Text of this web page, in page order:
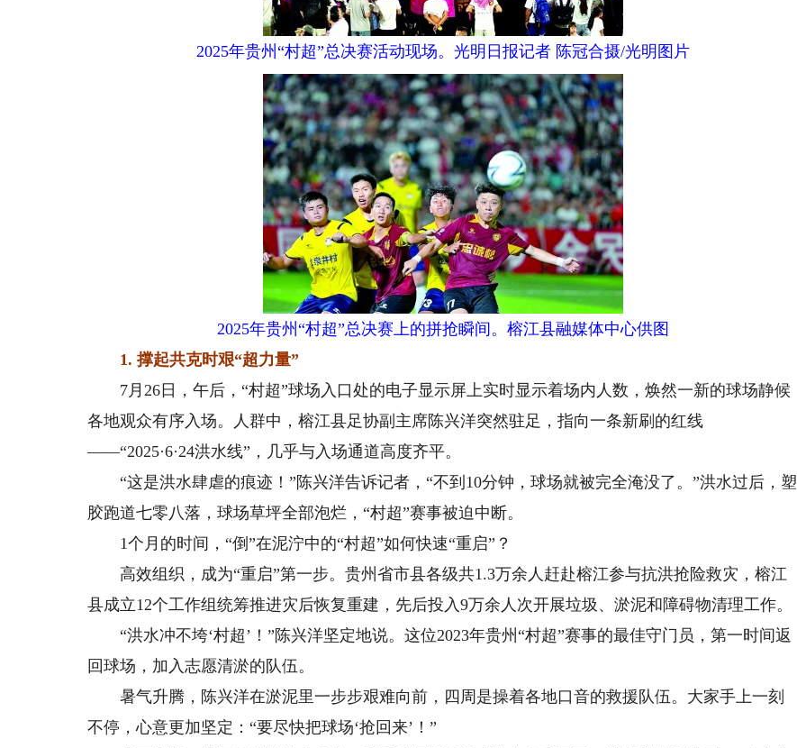
2025年贵州“村超”总决赛活动现场。光明日报记者 陈冠合摄/光明图片
2025年贵州“村超”总决赛上的拼抢瞬间。榕江县融媒体中心供图
1. 撑起共克时艰“超力量”
7月26日，午后，“村超”球场入口处的电子显示屏上实时显示着场内人数，焕然一新的球场静候
各地观众有序入场。人群中，榕江县足协副主席陈兴洋突然驻足，指向一条新刷的红线
——“2025·6·24洪水线”，几乎与入场通道高度齐平。
“这是洪水肆虐的痕迹！”陈兴洋告诉记者，“不到10分钟，球场就被完全淹没了。”洪水过后，塑
胶跑道七零八落，球场草坪全部泡烂，“村超”赛事被迫中断。
1个月的时间，“倒”在泥泞中的“村超”如何快速“重启”？
高效组织，成为“重启”第一步。贵州省市县各级共1.3万余人赶赴榕江参与抗洪抢险救灾，榕江
县成立12个工作组统筹推进灾后恢复重建，先后投入9万余人次开展垃圾、淤泥和障碍物清理工作。
“洪水冲不垮‘村超’！”陈兴洋坚定地说。这位2023年贵州“村超”赛事的最佳守门员，第一时间返
回球场，加入志愿清淤的队伍。
暑气升腾，陈兴洋在淤泥里一步步艰难向前，四周是操着各地口音的救援队伍。大家手上一刻
不停，心意更加坚定：“要尽快把球场‘抢回来’！”